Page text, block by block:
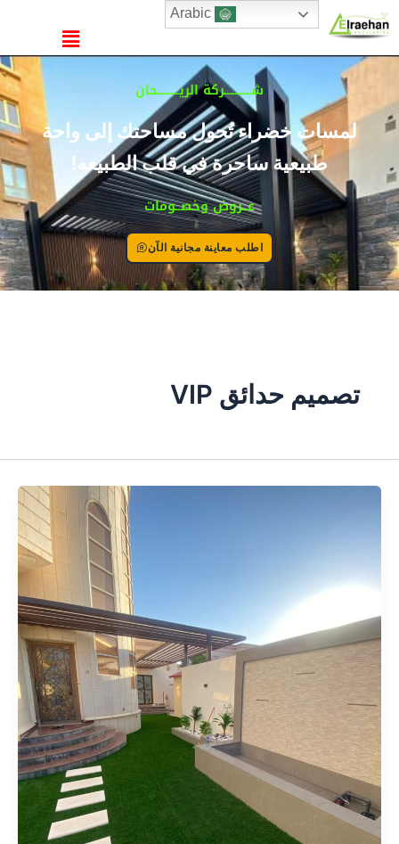
تخطي
إلى
المحتوى
القائمة
شــــــــــركة الريــــــــحان
لمسات خضراء تُحول مساحتك إلى واحة
طبيعية ساحرة في قلب الطبيعه!
عــروض وخصــومات
اطلب معاينة مجانية الآن
تصميم حدائق VIP